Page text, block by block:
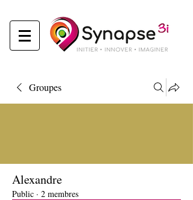
Groupes
Alexandre
Public · 2 membres